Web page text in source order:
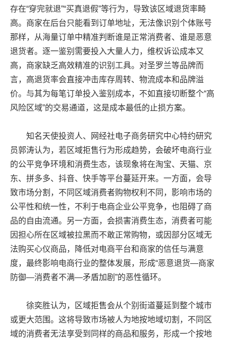
存在“穿完就退”“买真退假”等行为，导致该区域退货率畸
高。商家在后台只能看到订单地址，无法像识别个体账号
那样，从海量订单中精准判断谁是正常消费者、谁是恶意
退货者。逐一鉴别需要投入大量人力，维权诉讼成本又
高，商家缺乏高效精准的识别工具。对圣罗兰等品牌而
言，高退货率会直接冲击库存周转、物流成本和品牌溢
价。与其为每笔订单投入鉴别成本，不如直接切断整个“高
风险区域”的交易通道，这是成本最低的止损方案。
知名天使投资人、网经社电子商务研究中心特约研究
员郭涛认为，若区域拒售行为形成趋势，会破坏电商行业
的公平竞争环境和消费生态，该现象将在淘宝、天猫、京
东、拼多多、抖音、快手等平台蔓延开来。一方面，会导
致市场分割，不同区域消费者购物权利不同，影响市场的
公平性和统一性，不利于电商企业公平竞争，也阻碍了商
品的自由流通。另一方面，会损害消费生态，消费者可能
因担心所在区域被拉黑而不敢正常购物，或因部分区域无
法购买心仪商品，降低对电商平台和商家的信任与满意
度，最终影响电商行业的整体发展，形成“恶意退货—商家
防御—消费者不满—矛盾加剧”的恶性循环。
徐奕胜认为，区域拒售会从个别街道蔓延到整个城市
或更大范围。这将导致市场被人为地按地域切割，不同区
域的消费者无法享受到同样的商品和服务，形成一个按地